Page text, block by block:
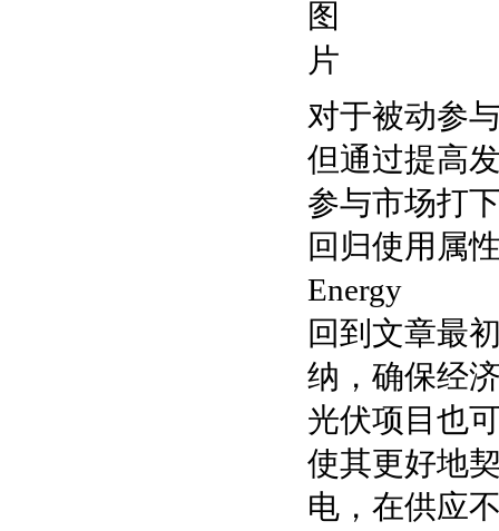
对于被动参
但通过提高
参与市场打
回归使用属
Energy
回到文章最
纳，确保经
光伏项目也
使其更好地
电，在供应